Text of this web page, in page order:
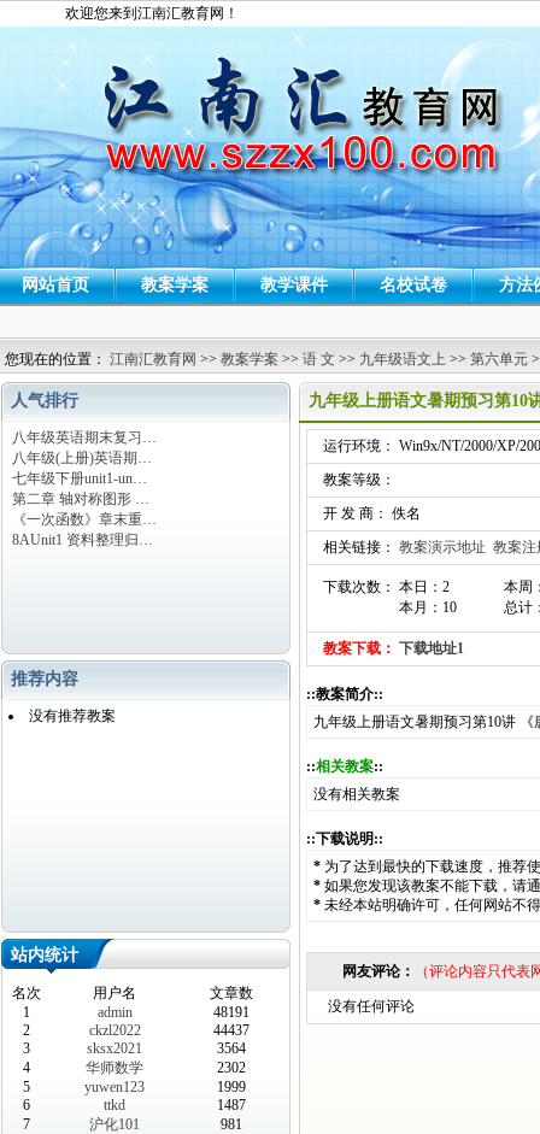
欢迎您来到江南汇教育网！
网站首页 教案学案 教学课件 名校试卷 方法
您现在的位置： 江南汇教育网 >> 教案学案 >> 语 文 >> 九年级语文上 >> 第六单元
人气排行
八年级英语期末复习…
八年级(上册)英语期…
七年级下册unit1-un…
第二章 轴对称图形 …
《一次函数》章末重…
8AUnit1 资料整理归…
推荐内容
没有推荐教案
站内统计
名次 用户名
文章数
1
admin
48191
2
ckzl2022
44437
3
sksx2021
3564
4
华师数学
2302
5
yuwen123
1999
6
ttkd
1487
7
沪化101
981
九年级上册语文暑期预习第10
运行环境： Win9x/NT/2000/XP/
教案等级：
开 发 商： 佚名
相关链接： 教案演示地址 教案注
下载次数： 本日：2
本月：10
本周
总计
教案下载： 下载地址1
::教案简介::
九年级上册语文暑期预习第10讲 《
::相关教案::
没有相关教案
::下载说明::
* 为了达到最快的下载速度，推荐
* 如果您发现该教案不能下载，请
* 未经本站明确许可，任何网站不
网友评论： （评论内容只代
没有任何评论